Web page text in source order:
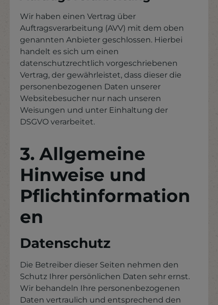
Wir haben einen Vertrag über
Auftragsverarbeitung (AVV) mit dem oben
genannten Anbieter geschlossen. Hierbei
handelt es sich um einen
datenschutzrechtlich vorgeschriebenen
Vertrag, der gewährleistet, dass dieser die
personenbezogenen Daten unserer
Websitebesucher nur nach unseren
Weisungen und unter Einhaltung der
DSGVO verarbeitet.
3. Allgemeine
Hinweise und
Pflichtinformation
en
Datenschutz
Die Betreiber dieser Seiten nehmen den
Schutz Ihrer persönlichen Daten sehr ernst.
Wir behandeln Ihre personenbezogenen
Daten vertraulich und entsprechend den